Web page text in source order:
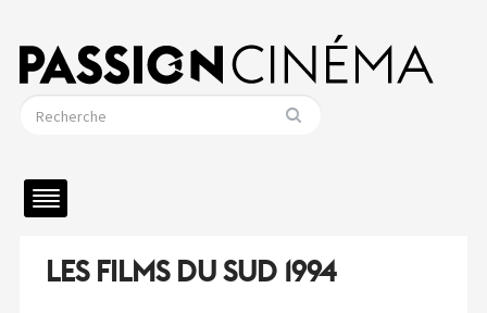
LES FILMS DU SUD 1994